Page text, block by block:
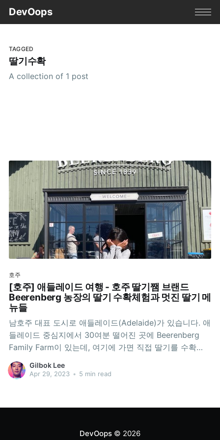
DevOops
TAGGED
딸기수확
A collection of 1 post
호주
[호주] 애들레이드 여행 - 호주 딸기쨈 브랜드
Beerenberg 농장의 딸기 수확체험과 멋진 딸기 메
뉴들
남호주 대표 도시로 애들레이드(Adelaide)가 있습니다. 애
들레이드 중심지에서 30여분 떨어진 곳에 Beerenberg
Family Farm이 있는데, 여기에 가면 직접 딸기를 수확
(Strawberry Picking)하는 체험도 할 수 있고, 딸기로 만
든 다양한 음식도 즐길 수 있습니다. 구글맵:
월부터
Gilbok Lee
Apr 29, 2023 • 5 min read
DevOops© 2026